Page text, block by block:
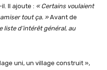
Il ajoute : « Certains voulaient
tout ça. »Avant de
liste d’intérêt général, au
uni, un village construit »,